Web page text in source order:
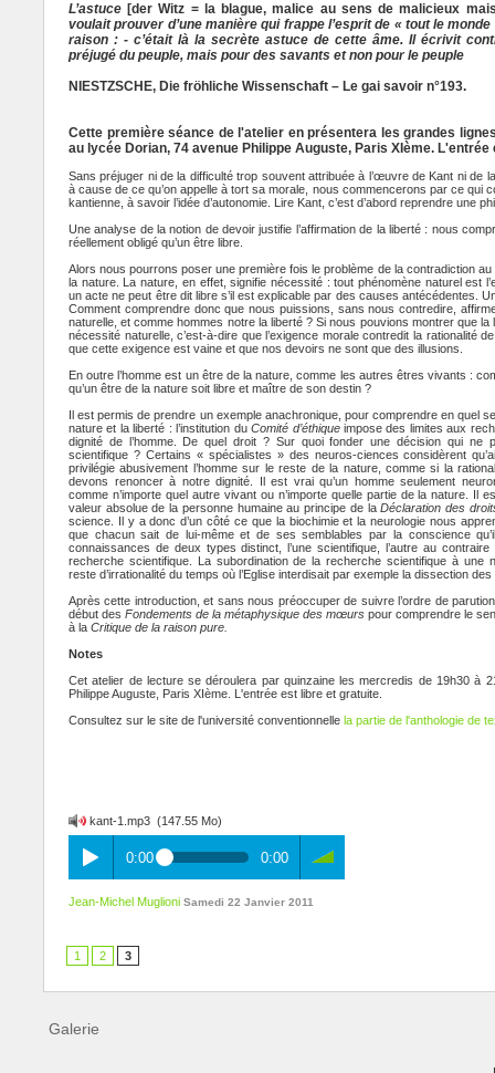
L’astuce [der Witz = la blague, malice au sens de malicieux
voulait prouver d’une manière qui frappe l’esprit de « tout le
raison : - c’était là la secrète astuce de cette âme. Il écrivit
préjugé du peuple, mais pour des savants et non pour le peuple
NIESTZSCHE, Die fröhliche Wissenschaft – Le gai savoir n°193.
Cette première séance de l'atelier en présentera les grandes
au lycée Dorian, 74 avenue Philippe Auguste, Paris XIème.
Sans préjuger ni de la difficulté trop souvent attribuée à l’œuvre de Kant ni de
à cause de ce qu’on appelle à tort sa morale, nous commencerons par ce qui
kantienne, à savoir l’idée d’autonomie. Lire Kant, c’est d’abord reprendre une
Une analyse de la notion de devoir justifie l’affirmation de la liberté : nous
réellement obligé qu’un être libre.
Alors nous pourrons poser une première fois le problème de la contradiction
la nature. La nature, en effet, signifie nécessité : tout phénomène naturel est
un acte ne peut être dit libre s’il est explicable par des causes antécédentes.
Comment comprendre donc que nous puissions, sans nous contredire,
naturelle, et comme hommes notre la liberté ? Si nous pouvions montrer que
nécessité naturelle, c’est-à-dire que l’exigence morale contredit la rationalité
que cette exigence est vaine et que nos devoirs ne sont que des illusions.
En outre l’homme est un être de la nature, comme les autres êtres vivants :
qu’un être de la nature soit libre et maître de son destin ?
Il est permis de prendre un exemple anachronique, pour comprendre en quel
nature et la liberté : l’institution duComité d’éthiqueimpose des limites aux
dignité de l’homme. De quel droit ? Sur quoi fonder une décision qui ne
scientifique ? Certains « spécialistes » des neuros-ciences considèrent
privilégie abusivement l’homme sur le reste de la nature, comme si la
devons renoncer à notre dignité. Il est vrai qu’un homme seulement
comme n’importe quel autre vivant ou n’importe quelle partie de la nature. Il
valeur absolue de la personne humaine au principe de laDéclaration des
science. Il y a donc d’un côté ce que la biochimie et la neurologie nous
que chacun sait de lui-même et de ses semblables par la conscience
connaissances de deux types distinct, l’une scientifique, l’autre au
recherche scientifique. La subordination de la recherche scientifique à une
reste d’irrationalité du temps où l’Eglise interdisait par exemple la dissection
Après cette introduction, et sans nous préoccuper de suivre l’ordre de
début des Fondements de la métaphysique des mœurs pour comprendre le
à la Critique de la raison pure.
Notes
Cet atelier de lecture se déroulera par quinzaine les mercredis de 19h30 à
Philippe Auguste, Paris XIème. L'entrée est libre et gratuite.
Consultez sur le site de l'université conventionnelle la partie de l'anthologie de
kant-1.mp3 (147.55 Mo)
0:00 0:00
Jean-Michel Muglioni Samedi 22 Janvier 2011
1 2 3
Galerie